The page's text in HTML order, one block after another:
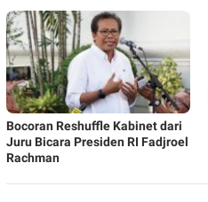
Bocoran Reshuffle Kabinet dari
Juru Bicara Presiden RI Fadjroel
Rachman